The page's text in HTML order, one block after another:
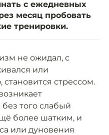
с ежедневных
месяц пробовать
тренировки.
не ожидал, с
или
становится стрессом.
того слабый
более шатким, и
или дуновения